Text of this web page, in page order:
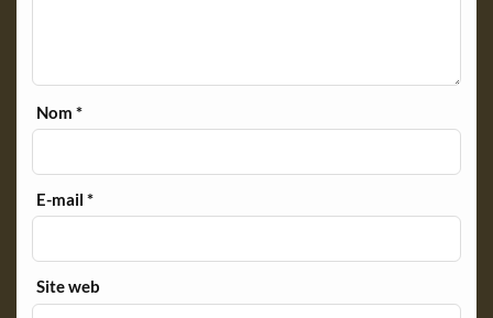
Nom*
E-mail*
Site web